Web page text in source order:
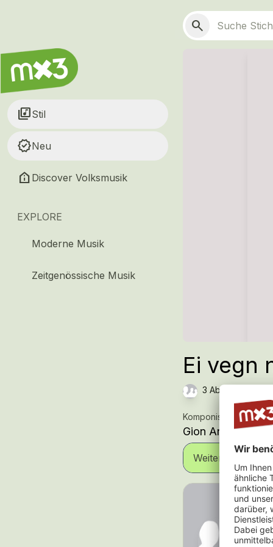
Suchen
search
library_musicStil
new_releasesNeu
help_clinic Discover Volksmusik
EXPLORE
Moderne Musik
Zeitgenössische Musik
Ei vegn
3 Abspielungen
Komponist:in
Gion Antoni
Weitere